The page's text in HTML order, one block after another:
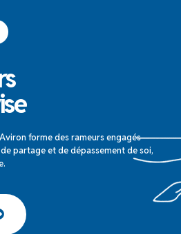
forme des rameurs engagés
partage et de dépassement de soi,